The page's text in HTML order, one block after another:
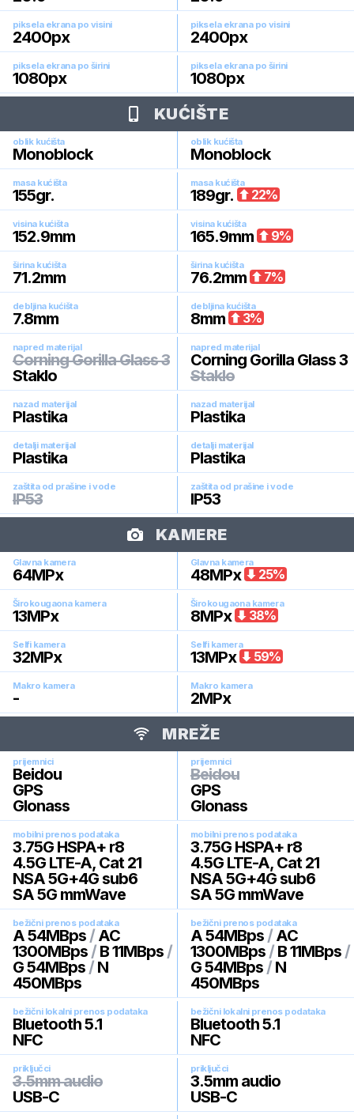
piksela ekrana po visini
2400px
piksela ekrana po visini
2400px
piksela ekrana po širini
1080px
piksela ekrana po širini
1080px
KUĆIŠTE
oblik kućišta
Monoblock
oblik kućišta
Monoblock
masa kućišta
155gr.
masa kućišta
189gr. 22%
visina kućišta
152.9mm
visina kućišta
165.9mm 9%
širina kućišta
71.2mm
širina kućišta
76.2mm 7%
debljina kućišta
7.8mm
debljina kućišta
8mm 3%
napred materijal
Corning Gorilla Glass 3
Staklo
napred materijal
Corning Gorilla Glass 3
Staklo
nazad materijal
Plastika
nazad materijal
Plastika
detalji materijal
Plastika
detalji materijal
Plastika
zaštita od prašine i vode
IP53
zaštita od prašine i vode
IP53
KAMERE
Glavna kamera
64MPx
Glavna kamera
48MPx 25%
Širokougaona kamera
13MPx
Širokougaona kamera
8MPx 38%
Selfi kamera
32MPx
Selfi kamera
13MPx 59%
Makro kamera
-
Makro kamera
2MPx
MREŽE
prijemnici
Beidou
GPS
Glonass
prijemnici
Beidou
GPS
Glonass
mobilni prenos podataka
3.75G HSPA+ r8
4.5G LTE-A, Cat 21
NSA 5G+4G sub6
SA 5G mmWave
mobilni prenos podataka
3.75G HSPA+ r8
4.5G LTE-A, Cat 21
NSA 5G+4G sub6
SA 5G mmWave
bežični prenos podataka
A 54MBps / AC
1300MBps / B 11MBps /
G 54MBps / N
450MBps
bežični prenos podataka
A 54MBps / AC
1300MBps / B 11MBps /
G 54MBps / N
450MBps
bežični lokalni prenos podataka
Bluetooth 5.1
NFC
bežični lokalni prenos podataka
Bluetooth 5.1
NFC
priključci
3.5mm audio
USB-C
priključci
3.5mm audio
USB-C